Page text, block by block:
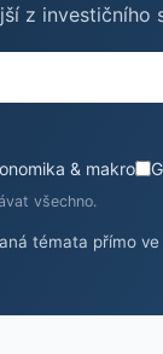
z
& makro
všechno.
témata přímo